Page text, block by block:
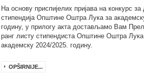
На основу приспијелих пријава на конкурс за
стипендија Општине Оштра Лука за
годину, у прилогу акта достављамо Вам
ранг листу стипендиста Општине Оштра
академску 2024/2025. годину.
OPŠIRNIJE...